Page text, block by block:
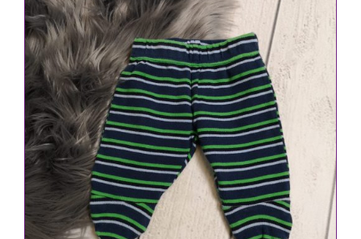
IN DEN WARENKORB / DETAILS